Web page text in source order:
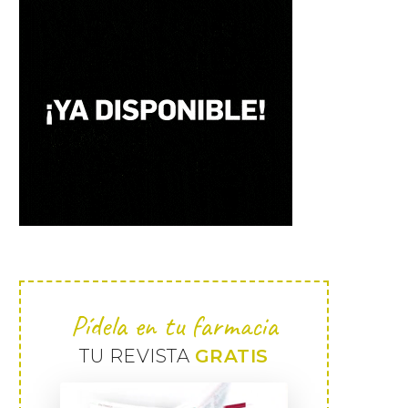
Pídela en tu farmacia
TU REVISTA GRATIS